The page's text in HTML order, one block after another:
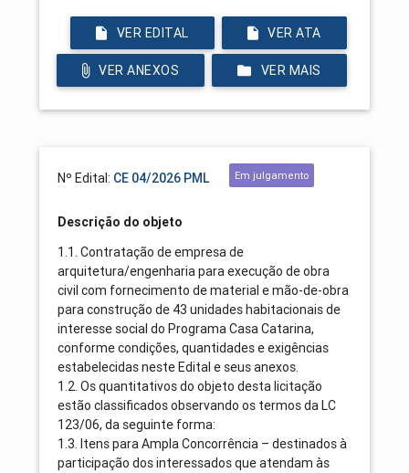
VER EDITAL VER ATA
VER ANEXOS VER MAIS
Nº Edital: CE 04/2026 PML Em julgamento
Descrição do objeto
1.1. Contratação de empresa de
arquitetura/engenharia para execução de obra
civil com fornecimento de material e mão-de-obra
para construção de 43 unidades habitacionais de
interesse social do Programa Casa Catarina,
conforme condições, quantidades e exigências
estabelecidas neste Edital e seus anexos.
1.2. Os quantitativos do objeto desta licitação
estão classificados observando os termos da LC
123/06, da seguinte forma:
1.3. Itens para Ampla Concorrência – destinados à
participação dos interessados que atendam às